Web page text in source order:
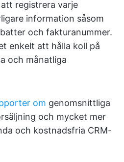
registrera varje
information såsom
och fakturanummer.
enkelt att hålla koll på
och månatliga
om genomsnittliga
och mycket mer
och kostnadsfria CRM-